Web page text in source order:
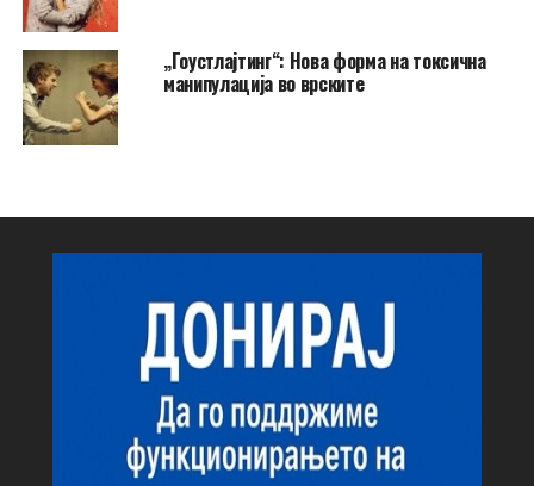
„Гоустлајтинг“: Нова форма на токсична
манипулација во врските